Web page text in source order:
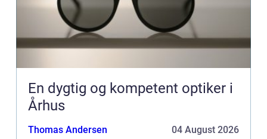
En dygtig og kompetent optiker i
Århus
Thomas Andersen 04 August 2026